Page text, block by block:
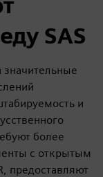
SAS
значительные
и
более
с открытым
предоставляют